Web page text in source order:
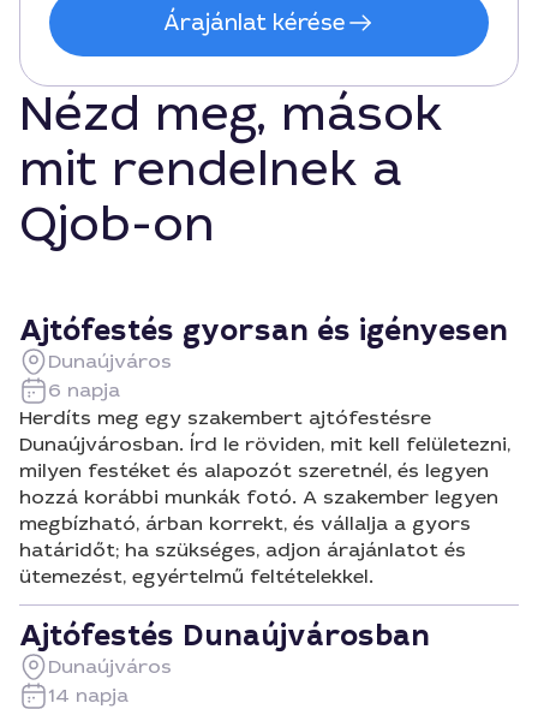
Árajánlat kérése
Nézd meg, mások
mit rendelnek a
Qjob-on
Ajtófestés gyorsan és igényesen
Dunaújváros
6 napja
Herdíts meg egy szakembert ajtófestésre
Dunaújvárosban. Írd le röviden, mit kell felületezni,
milyen festéket és alapozót szeretnél, és legyen
hozzá korábbi munkák fotó. A szakember legyen
megbízható, árban korrekt, és vállalja a gyors
határidőt; ha szükséges, adjon árajánlatot és
ütemezést, egyértelmű feltételekkel.
Ajtófestés Dunaújvárosban
Dunaújváros
14 napja